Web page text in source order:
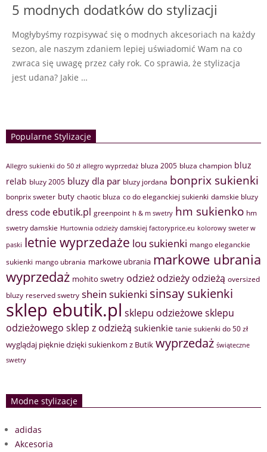
5 modnych dodatków do stylizacji
Mogłybyśmy rozpisywać się o modnych akcesoriach na każdy
sezon, ale naszym zdaniem lepiej uświadomić Wam na co
zwraca się uwagę przez cały rok. Co sprawia, że stylizacja
jest udana? Jakie …
Popularne Stylizacje
Allegro sukienki do 50 zł allegro wyprzedaż bluza 2005 bluza champion bluz
relab bluzy 2005 bluzy dla par bluzy jordana bonprix sukienki
bonprix sweter buty chaotic bluza co do eleganckiej sukienki damskie bluzy
dress code ebutik.pl greenpoint h & m swetry hm sukienko hm
swetry damskie Hurtownia odzieży damskiej factoryprice.eu kolorowy sweter w
paski letnie wyprzedaże lou sukienki mango eleganckie
sukienki mango ubrania markowe ubrania markowe ubrania
wyprzedaż mohito swetry odzież odzieży odzieżą oversized
bluzy reserved swetry shein sukienki sinsay sukienki
sklep ebutik.pl sklepu odzieżowesklepu
odzieżowego sklep z odzieżą sukienkie tanie sukienki do 50 zł
wyglądaj pięknie dzięki sukienkom z Butik wyprzedaż świąteczne
swetry
Modne stylizacje
adidas
Akcesoria